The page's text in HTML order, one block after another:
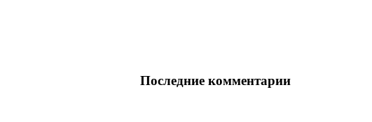
Последние комментарии